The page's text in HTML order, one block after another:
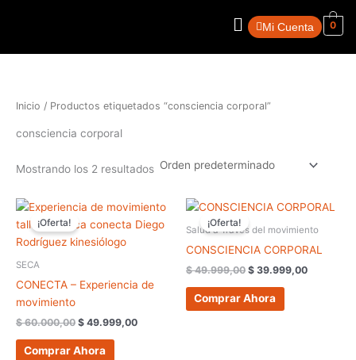
MenúMi Cuenta 0
Inicio / Productos etiquetados “consciencia corporal”
consciencia corporal
Mostrando los 2 resultados
¡Oferta!
SECA
CONECTA – Experiencia de
movimiento
$60.000,00
El
original
era:
$ 49.999,00
El
actual
$ 49.999,00.
Comprar Ahora
¡Oferta!
Salud a Través del movimiento
CONSCIENCIA CORPORAL
$49.999,00
El
original
$ 49.999,00.
$ 39.999,00
El
actual
$
Comprar Ahora